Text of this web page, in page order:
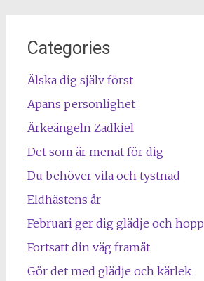
Categories
Älska dig själv först
Apans personlighet
Ärkeängeln Zadkiel
Det som är menat för dig
Du behöver vila och tystnad
Eldhästens år
Februari ger dig glädje och hopp
Fortsatt din väg framåt
Gör det med glädje och kärlek